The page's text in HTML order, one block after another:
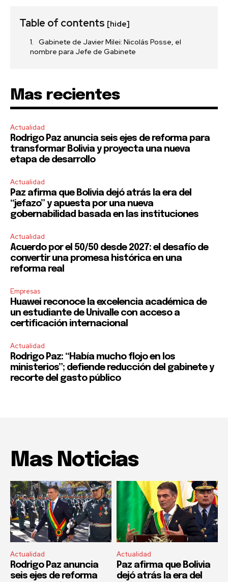
Table of contents [hide]
Gabinete de Javier Milei: Nicolás Posse, el
nombre para Jefe de Gabinete
Mas recientes
Actualidad
Rodrigo Paz anuncia seis ejes de reforma para
transformar Bolivia y proyecta una nueva
etapa de desarrollo
Actualidad
Paz afirma que Bolivia dejó atrás la era del
“jefazo” y apuesta por una nueva
gobernabilidad basada en las instituciones
Actualidad
Acuerdo por el 50/50 desde 2027: el desafío de
convertir una promesa histórica en una
reforma real
Empresas
Huawei reconoce la excelencia académica de
un estudiante de Univalle con acceso a
certificación internacional
Actualidad
Rodrigo Paz: “Había mucho flojo en los
ministerios”; defiende reducción del gabinete y
recorte del gasto público
Mas Noticias
Actualidad
Rodrigo Paz anuncia
seis ejes de reforma
Actualidad
Paz afirma que Bolivia
dejó atrás la era del